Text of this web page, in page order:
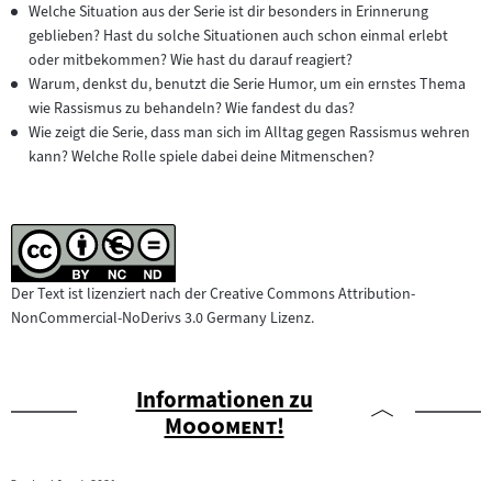
Welche Situation aus der Serie ist dir besonders in Erinnerung
geblieben? Hast du solche Situationen auch schon einmal erlebt
oder mitbekommen? Wie hast du darauf reagiert?
Warum, denkst du, benutzt die Serie Humor, um ein ernstes Thema
wie Rassismus zu behandeln? Wie fandest du das?
Wie zeigt die Serie, dass man sich im Alltag gegen Rassismus wehren
kann? Welche Rolle spiele dabei deine Mitmenschen?
Der Text ist lizenziert nach der Creative Commons Attribution-
NonCommercial-NoDerivs 3.0 Germany Lizenz.
Informationen zu
"
Moooment!"